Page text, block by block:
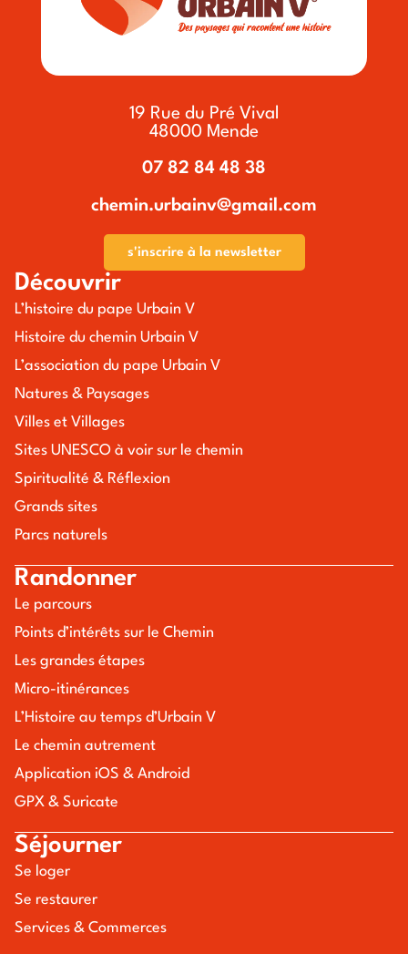
19 Rue du Pré Vival
48000 Mende
07 82 84 48 38
chemin.urbainv@gmail.com
s'inscrire à la newsletter
Découvrir
L’histoire du pape Urbain V
Histoire du chemin Urbain V
L’association du pape Urbain V
Natures & Paysages
Villes et Villages
Sites UNESCO à voir sur le chemin
Spiritualité & Réflexion
Grands sites
Parcs naturels
Randonner
Le parcours
Points d’intérêts sur le Chemin
Les grandes étapes
Micro-itinérances
L’Histoire au temps d’Urbain V
Le chemin autrement
Application iOS & Android
GPX & Suricate
Séjourner
Se loger
Se restaurer
Services & Commerces